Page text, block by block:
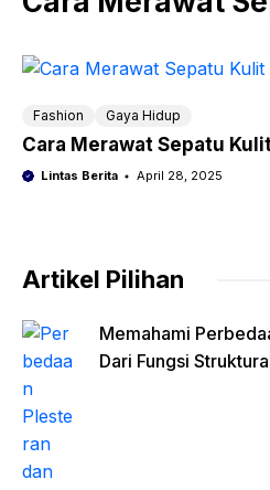
Fashion Gaya Hidup
Cara Merawat Sepatu
Lintas Berita April 28, 2025
Artikel Pilihan
Memahami
Dari Fungsi